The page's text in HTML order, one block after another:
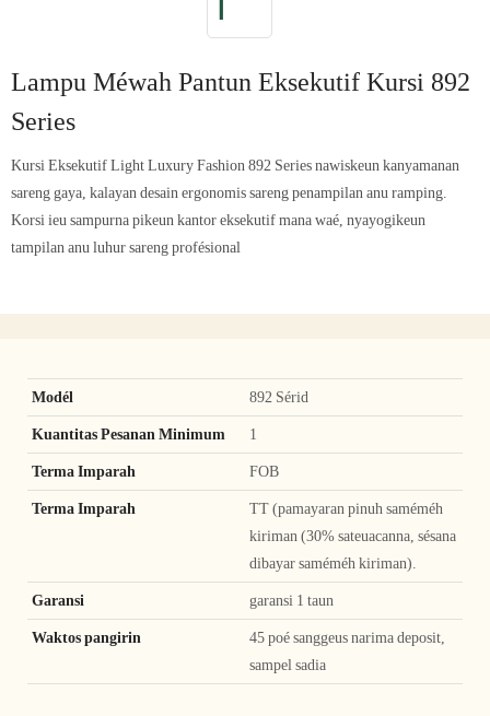
Lampu Méwah Pantun Eksekutif Kursi 892
Series
Kursi Eksekutif Light Luxury Fashion 892 Series nawiskeun kanyamanan
sareng gaya, kalayan desain ergonomis sareng penampilan anu ramping.
Korsi ieu sampurna pikeun kantor eksekutif mana waé, nyayogikeun
tampilan anu luhur sareng profésional
Modél 892 Sérid
Kuantitas Pesanan Minimum 1
Terma Imparah FOB
Terma Imparah
TT (pamayaran pinuh saméméh
kiriman (30% sateuacanna, sésana
dibayar saméméh kiriman).
Garansi garansi 1 taun
Waktos pangirin
45 poé sanggeus narima deposit,
sampel sadia